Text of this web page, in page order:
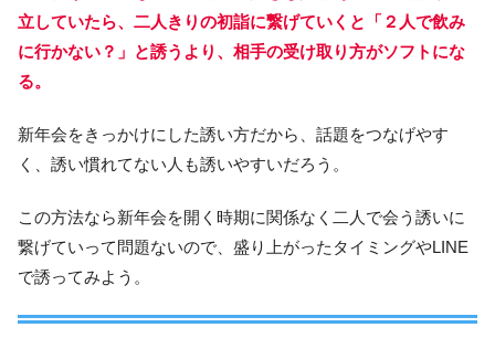
立していたら、二人きりの初詣に繋げていくと「２人で飲み
に行かない？」と誘うより、相手の受け取り方がソフトにな
る。
新年会をきっかけにした誘い方だから、話題をつなげやす
く、誘い慣れてない人も誘いやすいだろう。
この方法なら新年会を開く時期に関係なく二人で会う誘いに
繋げていって問題ないので、盛り上がったタイミングやLINE
で誘ってみよう。